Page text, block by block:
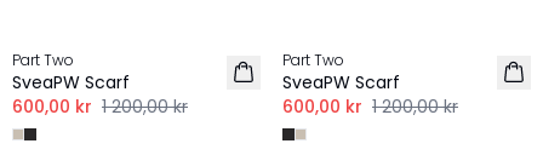
Part Two
SveaPW Scarf
600,00 kr 1 200,00 kr
Part Two
SveaPW Scarf
600,00 kr 1 200,00 kr
-50% -30%